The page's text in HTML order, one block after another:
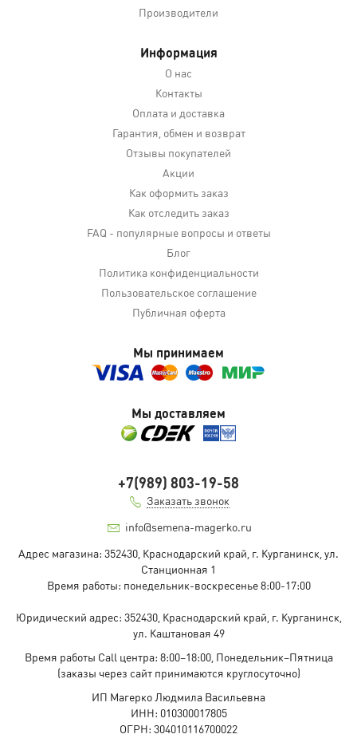
Производители
Информация
О нас
Контакты
Оплата и доставка
Гарантия, обмен и возврат
Отзывы покупателей
Акции
Как оформить заказ
Как отследить заказ
FAQ - популярные вопросы и ответы
Блог
Политика конфиденциальности
Пользовательское соглашение
Публичная оферта
Мы принимаем
Мы доставляем
+7(989) 803-19-58
Заказать звонок
info@semena-magerko.ru
Адрес магазина: 352430, Краснодарский край, г. Курганинск, ул.
Станционная 1
Время работы: понедельник-воскресенье 8:00-17:00
Юридический адрес: 352430, Краснодарский край, г. Курганинск,
ул. Каштановая 49
Время работы Call центра: 8:00–18:00, Понедельник–Пятница
(заказы через сайт принимаются круглосуточно)
ИП Магерко Людмила Васильевна
ИНН: 010300017805
ОГРН: 304010116700022